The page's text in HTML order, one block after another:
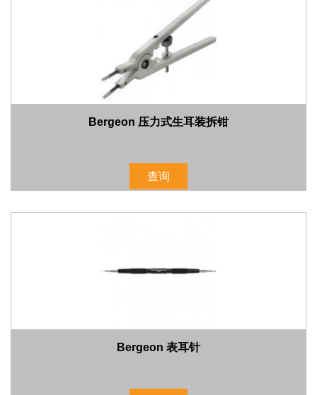
Bergeon 压力式生耳装拆钳
查询
Bergeon 表耳针